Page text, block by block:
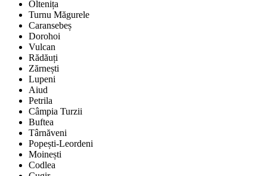
Oltenița
Turnu Măgurele
Caransebeș
Dorohoi
Vulcan
Rădăuți
Zărnești
Lupeni
Aiud
Petrila
Câmpia Turzii
Buftea
Târnăveni
Popești-Leordeni
Moinești
Codlea